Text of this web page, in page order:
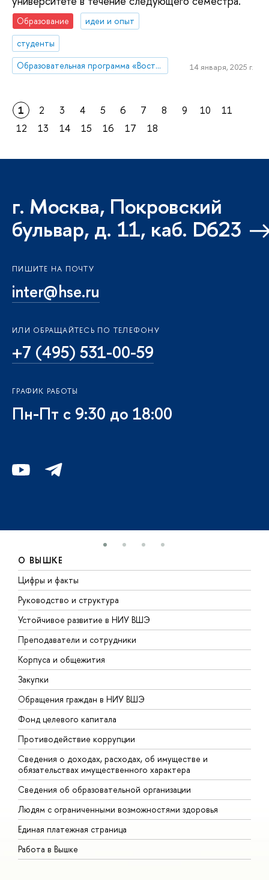
Образование
идеи и опыт
студенты
Образовательная программа «Востоковедение»
14 января, 2025 г.
1 2 3 4 5 6 7 8 9 10
11
12
13 14 15 16 17 18
г. Москва, Покровский
бульвар, д. 11, каб. D623
ПИШИТЕ НА ПОЧТУ
inter@hse.ru
ИЛИ ОБРАЩАЙТЕСЬ ПО ТЕЛЕФОНУ
+7 (495) 531-00-59
ГРАФИК РАБОТЫ
Пн-Пт с 9:30 до 18:00
О ВЫШКЕ
Цифры и факты
Руководство и структура
Устойчивое развитие в НИУ ВШЭ
Преподаватели и сотрудники
Корпуса и общежития
Закупки
Обращения граждан в НИУ ВШЭ
Фонд целевого капитала
Противодействие коррупции
Сведения о доходах, расходах, об имуществе и
обязательствах имущественного характера
Сведения об образовательной организации
Людям с ограниченными возможностями здоровья
Единая платежная страница
Работа в Вышке